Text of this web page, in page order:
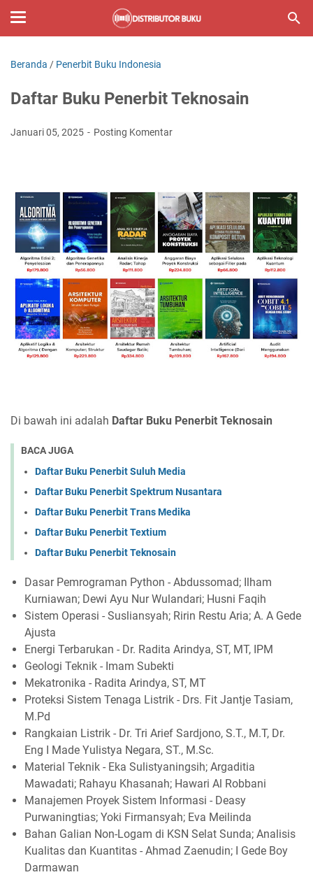
Beranda / Penerbit Buku Indonesia
Daftar Buku Penerbit Teknosain
Januari 05, 2025 Posting Komentar
Di bawah ini adalah Daftar Buku Penerbit Teknosain
BACA JUGA
Daftar Buku Penerbit Suluh Media
Daftar Buku Penerbit Spektrum Nusantara
Daftar Buku Penerbit Trans Medika
Daftar Buku Penerbit Textium
Daftar Buku Penerbit Teknosain
Dasar Pemrograman Python - Abdussomad; Ilham
Kurniawan; Dewi Ayu Nur Wulandari; Husni Faqih
Sistem Operasi - Susliansyah; Ririn Restu Aria; A. A Gede
Ajusta
Energi Terbarukan - Dr. Radita Arindya, ST, MT, IPM
Geologi Teknik - Imam Subekti
Mekatronika - Radita Arindya, ST, MT
Proteksi Sistem Tenaga Listrik - Drs. Fit Jantje Tasiam,
M.Pd
Rangkaian Listrik - Dr. Tri Arief Sardjono, S.T., M.T, Dr.
Eng I Made Yulistya Negara, ST., M.Sc.
Material Teknik - Eka Sulistyaningsih; Argaditia
Mawadati; Rahayu Khasanah; Hawari Al Robbani
Manajemen Proyek Sistem Informasi - Deasy
Purwaningtias; Yoki Firmansyah; Eva Meilinda
Bahan Galian Non-Logam di KSN Selat Sunda; Analisis
Kualitas dan Kuantitas - Ahmad Zaenudin; I Gede Boy
Darmawan